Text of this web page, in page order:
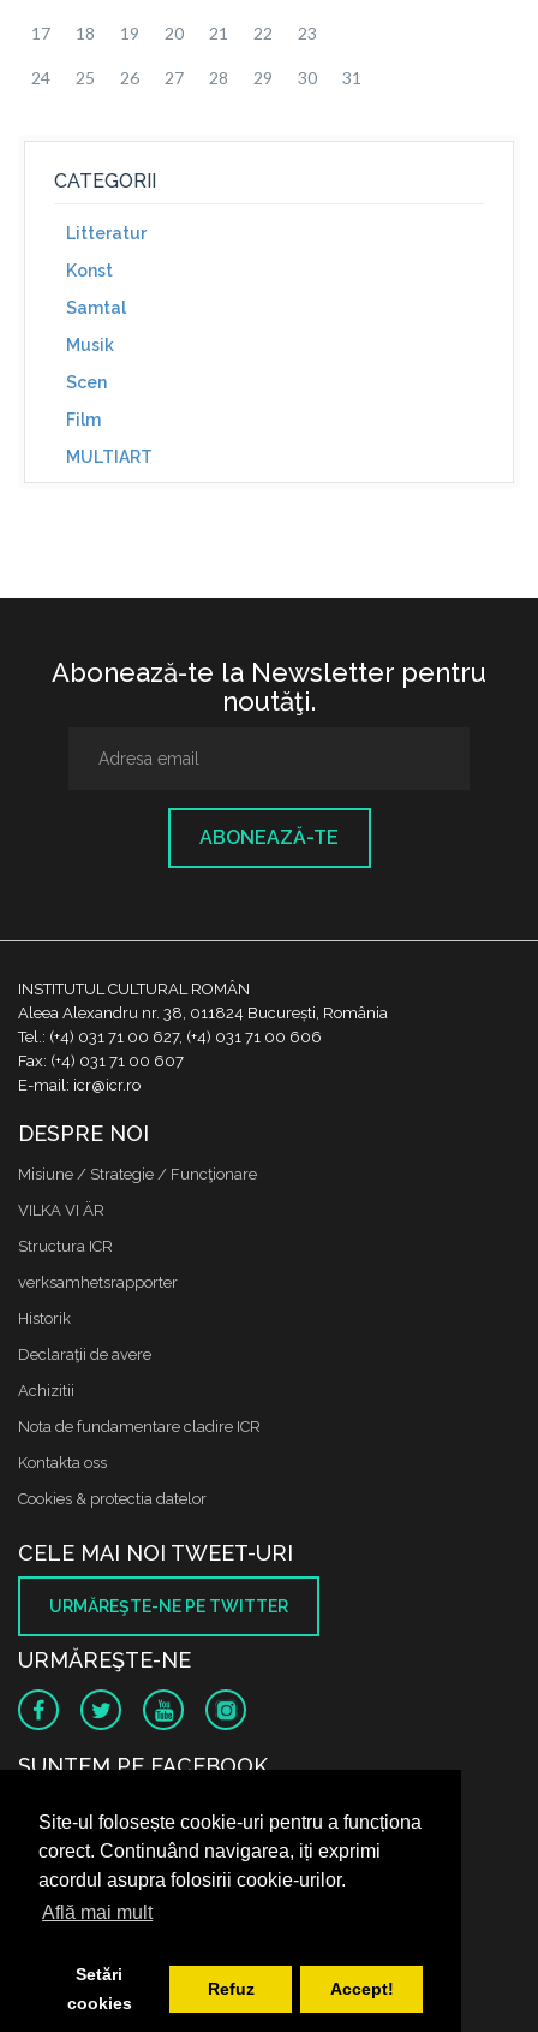
Site-ul folosește cookie-uri pentru a funcționa
corect. Continuând navigarea, iți exprimi
acordul asupra folosirii cookie-urilor.
Află mai mult
Setări
cookies
Refuz Accept!
17 18 19 20 21 22 23
24 25 26 27 28 29 30 31
CATEGORII
Litteratur
Konst
Samtal
Musik
Scen
Film
MULTIART
Abonează-te la Newsletter pentru
noutăţi.
ABONEAZĂ-TE
INSTITUTUL CULTURAL ROMÂN
Aleea Alexandru nr. 38, 011824 București, România
Tel.: (+4) 031 71 00 627, (+4) 031 71 00 606
Fax: (+4) 031 71 00 607
E-mail: icr@icr.ro
DESPRE NOI
Misiune / Strategie / Funcţionare
VILKA VI ÄR
Structura ICR
verksamhetsrapporter
Historik
Declaraţii de avere
Achizitii
Nota de fundamentare cladire ICR
Kontakta oss
Cookies & protectia datelor
CELE MAI NOI TWEET-URI
URMĂREŞTE-NE PE TWITTER
URMĂREŞTE-NE
SUNTEM PE FACEBOOK